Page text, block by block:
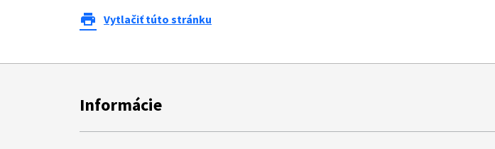
print Vytlačiť túto stránku
Informácie